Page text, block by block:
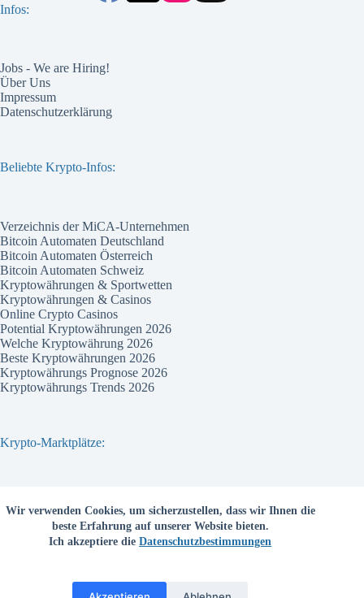
Wir verwenden Cookies, um sicherzustellen, dass wir Ihnen die
beste Erfahrung auf unserer Website bieten.
Ich akzeptiere dieDatenschutzbestimmungen
Infos:
Jobs - We are Hiring!
Über Uns
Impressum
Datenschutzerklärung
Beliebte Krypto-Infos:
Verzeichnis der MiCA-Unternehmen
Bitcoin Automaten Deutschland
Bitcoin Automaten Österreich
Bitcoin Automaten Schweiz
Kryptowährungen & Sportwetten
Kryptowährungen & Casinos
Online Crypto Casinos
Potential Kryptowährungen 2026
Welche Kryptowährung 2026
Beste Kryptowährungen 2026
Kryptowährungs Prognose 2026
Kryptowährungs Trends 2026
Krypto-Marktplätze:
Bitpanda
Bitcoin.de